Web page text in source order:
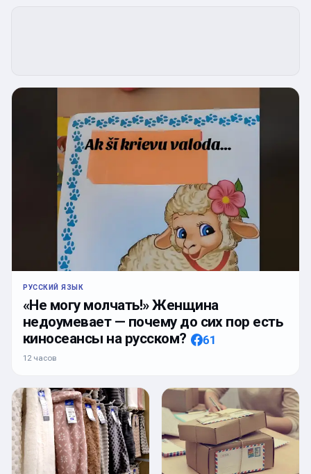
РУССКИЙ ЯЗЫК
«Не могу молчать!» Женщина
недоумевает — почему до сих пор есть
киносеансы на русском?
61
12 часов